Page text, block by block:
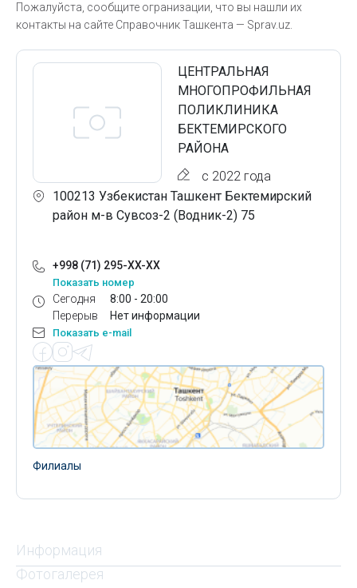
Пожалуйста, сообщите огранизации, что вы нашли их
контакты на сайте Справочник Ташкента — Sprav.uz.
ЦЕНТРАЛЬНАЯ
МНОГОПРОФИЛЬНАЯ
ПОЛИКЛИНИКА
БЕКТЕМИРСКОГО
РАЙОНА
с 2022 года
100213 Узбекистан Ташкент Бектемирский
район м-в Сувсоз-2 (Водник-2) 75
+998 (71) 295-XX-XX
Показать номер
Сегодня
Перерыв
8:00 - 20:00
Нет информации
Показать e-mail
Филиалы
Информация
Фотогалерея